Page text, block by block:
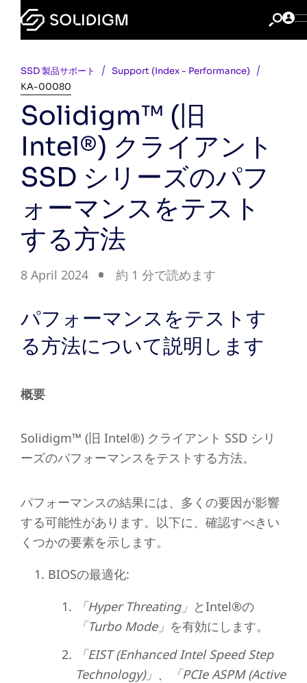
SSD 製品サポート
Support (Index - Performance)
KA-00080
Solidigm™ (旧
Intel®) クライアント
SSD シリーズのパフ
ォーマンスをテスト
する方法
8 April 2024 約 1 分で読めます
パフォーマンスをテストす
る方法について説明します
概要
Solidigm™ (旧 Intel®) クライアント SSD シリ
ーズのパフォーマンスをテストする方法。
パフォーマンスの結果には、多くの要因が影響
する可能性があります。以下に、確認すべきい
くつかの要素を示します。
BIOSの最適化:
「Hyper Threating」 とIntel®の
「Turbo Mode」 を有効にします。
「EIST (Enhanced Intel Speed Step
Technology)」、「PCIe ASPM (Active